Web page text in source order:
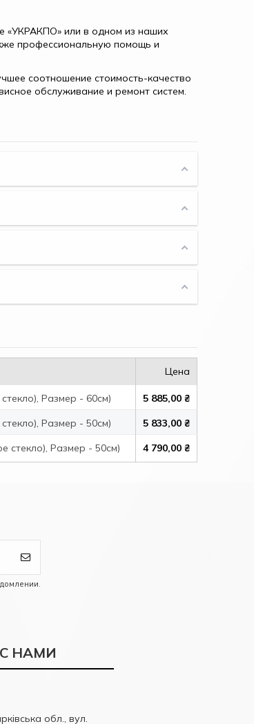
«УКРАКПО» или в одном из наших
профессиональную помощь и
соотношение стоимость-качество
обслуживание и ремонт систем.
Цена
Размер - 60см)
5 885,00 ₴
Размер - 50см)
5 833,00 ₴
стекло), Размер - 50см)
4 790,00 ₴
НАМИ
обл., вул.